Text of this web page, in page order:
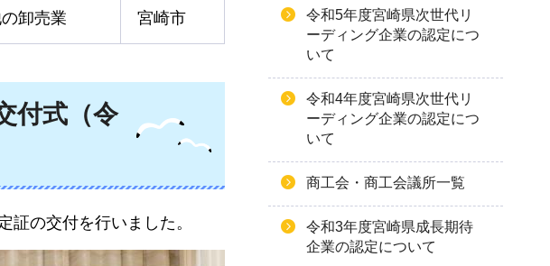
卸売業 宮崎市
付式（令
の交付を行いました。
令和5年度宮崎県次世代リ
ーディング企業の認定につ
いて
令和4年度宮崎県次世代リ
ーディング企業の認定につ
いて
商工会・商工会議所一覧
令和3年度宮崎県成長期待
企業の認定について